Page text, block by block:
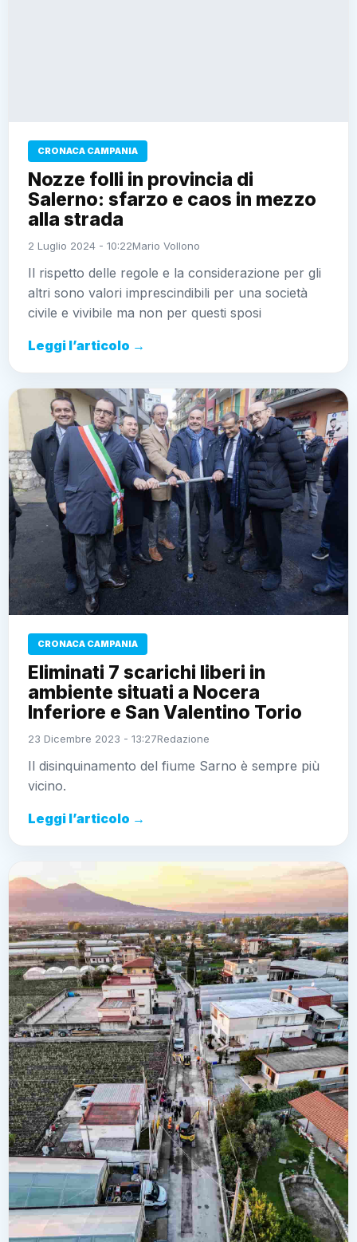
CRONACA CAMPANIA
Nozze folli in provincia di
Salerno: sfarzo e caos in mezzo
alla strada
2 Luglio 2024 - 10:22Mario Vollono
Il rispetto delle regole e la considerazione per gli
altri sono valori imprescindibili per una società
civile e vivibile ma non per questi sposi
Leggi l’articolo →
CRONACA CAMPANIA
Eliminati 7 scarichi liberi in
ambiente situati a Nocera
Inferiore e San Valentino Torio
23 Dicembre 2023 - 13:27Redazione
Il disinquinamento del fiume Sarno è sempre più
vicino.
Leggi l’articolo →